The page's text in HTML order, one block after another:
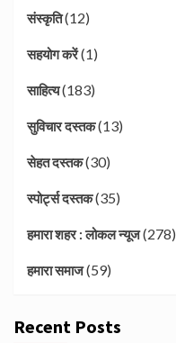
संस्कृति(12)
सहयोग करें(1)
साहित्य(183)
सुविचार दस्तक(13)
सेहत दस्तक(30)
स्पोर्ट्स दस्तक(35)
हमारा शहर : लोकल न्यूज(278)
हमारा समाज(59)
Recent Posts